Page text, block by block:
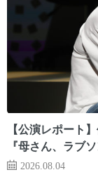
【公演レポート
『母さん、ラブ
2026.08.04